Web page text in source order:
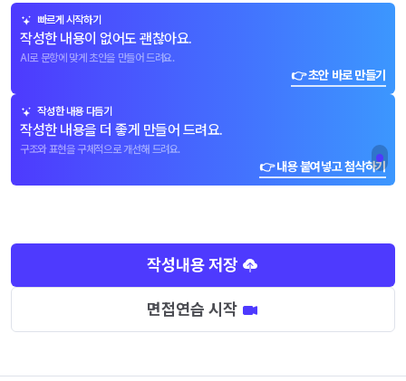
빠르게 시작하기
작성한 내용이 없어도 괜찮아요.
AI로 문항에 맞게 초안을 만들어 드려요.
👉 초안 바로 만들기
작성한 내용 다듬기
작성한 내용을 더 좋게 만들어 드려요.
구조와 표현을 구체적으로 개선해 드려요.
👉 내용 붙여넣고 첨삭하기
작성내용 저장
면접연습 시작